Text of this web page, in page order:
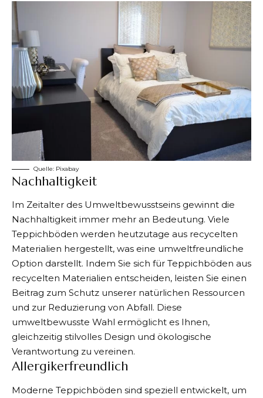
Quelle: Pixabay
Nachhaltigkeit
Im Zeitalter des Umweltbewusstseins gewinnt die
Nachhaltigkeit immer mehr an Bedeutung. Viele
Teppichböden werden heutzutage aus recycelten
Materialien hergestellt, was eine umweltfreundliche
Option darstellt. Indem Sie sich für Teppichböden aus
recycelten Materialien entscheiden, leisten Sie einen
Beitrag zum Schutz unserer natürlichen Ressourcen
und zur Reduzierung von Abfall. Diese
umweltbewusste Wahl ermöglicht es Ihnen,
gleichzeitig stilvolles Design und ökologische
Verantwortung zu vereinen.
Allergikerfreundlich
Moderne Teppichböden sind speziell entwickelt, um